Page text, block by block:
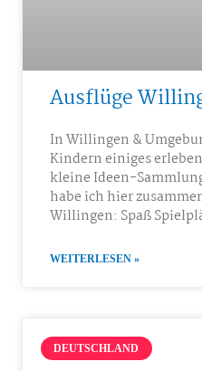
Ausflüge
In Willingen &
Kindern einiges
kleine Ideen-
habe ich hier
Willingen: Spaß
WEITERLESEN »
DEUTSCHLAND